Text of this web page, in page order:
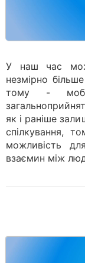
У наш час
незмірно
тому -
як і раніше
спілкування,
можливість
взаємин між